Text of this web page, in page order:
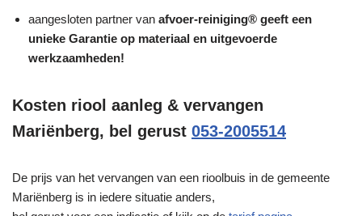
aangesloten partner van afvoer-reiniging® geeft een
unieke Garantie op materiaal en uitgevoerde
werkzaamheden!
Kosten riool aanleg & vervangen
Mariënberg, bel gerust 053-2005514
De prijs van het vervangen van een rioolbuis in de gemeente
Mariënberg is in iedere situatie anders,